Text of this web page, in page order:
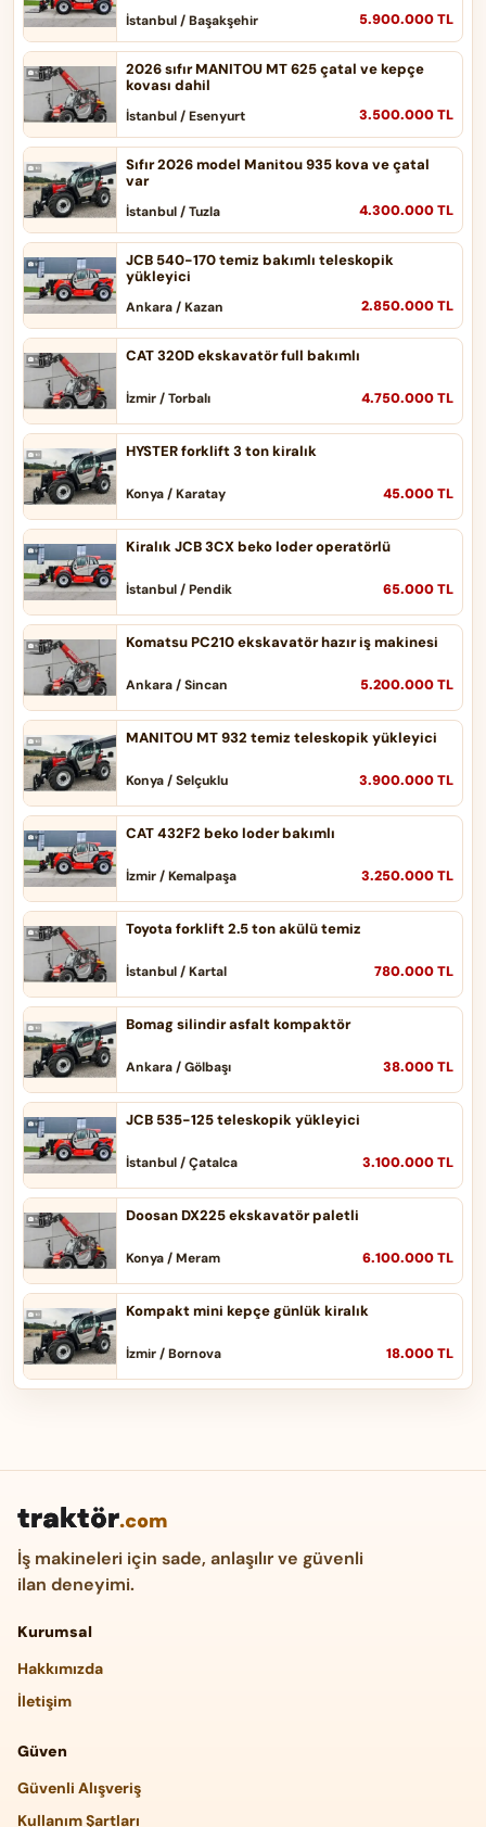
5.900.000 TL
İstanbul / Başakşehir
2026 sıfır MANITOU MT 625 çatal ve kepçe
kovası dahil
3.500.000 TL
İstanbul / Esenyurt
Sıfır 2026 model Manitou 935 kova ve çatal
var
4.300.000 TL
İstanbul / Tuzla
JCB 540-170 temiz bakımlı teleskopik
yükleyici
2.850.000 TL
Ankara / Kazan
CAT 320D ekskavatör full bakımlı
4.750.000 TL
İzmir / Torbalı
HYSTER forklift 3 ton kiralık
45.000 TL
Konya / Karatay
Kiralık JCB 3CX beko loder operatörlü
65.000 TL
İstanbul / Pendik
Komatsu PC210 ekskavatör hazır iş makinesi
5.200.000 TL
Ankara / Sincan
MANITOU MT 932 temiz teleskopik yükleyici
3.900.000 TL
Konya / Selçuklu
CAT 432F2 beko loder bakımlı
3.250.000 TL
İzmir / Kemalpaşa
Toyota forklift 2.5 ton akülü temiz
780.000 TL
İstanbul / Kartal
Bomag silindir asfalt kompaktör
38.000 TL
Ankara / Gölbaşı
JCB 535-125 teleskopik yükleyici
3.100.000 TL
İstanbul / Çatalca
Doosan DX225 ekskavatör paletli
6.100.000 TL
Konya / Meram
Kompakt mini kepçe günlük kiralık
18.000 TL
İzmir / Bornova
traktör.com
İş makineleri için sade, anlaşılır ve güvenli
ilan deneyimi.
Kurumsal
Hakkımızda
İletişim
Güven
Güvenli Alışveriş
Kullanım Şartları